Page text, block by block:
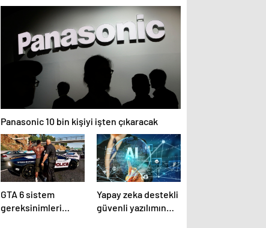
ediyor
kapasitesi artacak”
Panasonic 10 bin kişiyi işten çıkaracak
GTA 6 sistem
gereksinimleri
Yapay zeka destekli
güvenli yazılımın